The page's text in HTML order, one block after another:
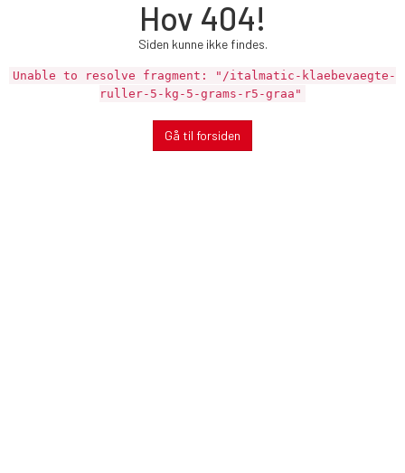
Hov 404!
Siden kunne ikke findes.
Unable to resolve fragment: "/italmatic-klaebevaegte-
ruller-5-kg-5-grams-r5-graa"
Gå til forsiden